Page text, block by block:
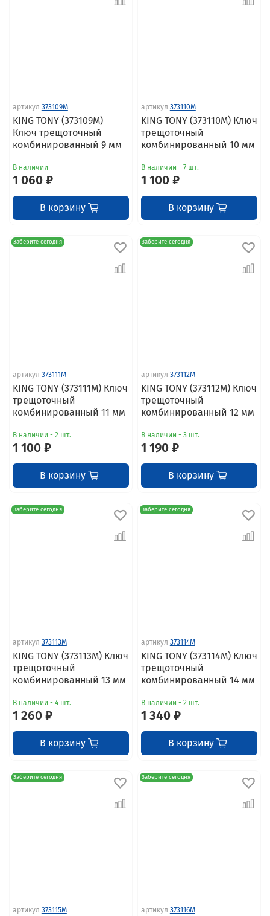
артикул 373109M
KING TONY (373109M)
Ключ трещоточный
комбинированный 9 мм
В наличии
1 060 ₽
В корзину
артикул 373110M
KING TONY (373110M) Ключ
трещоточный
комбинированный 10 мм
В наличии - 7 шт.
1 100 ₽
В корзину
Заберите сегодня
артикул 373111M
KING TONY (373111M) Ключ
трещоточный
комбинированный 11 мм
В наличии - 2 шт.
1 100 ₽
В корзину
Заберите сегодня
артикул 373112M
KING TONY (373112M) Ключ
трещоточный
комбинированный 12 мм
В наличии - 3 шт.
1 190 ₽
В корзину
Заберите сегодня
артикул 373113M
KING TONY (373113M) Ключ
трещоточный
комбинированный 13 мм
В наличии - 4 шт.
1 260 ₽
В корзину
Заберите сегодня
артикул 373114M
KING TONY (373114M) Ключ
трещоточный
комбинированный 14 мм
В наличии - 2 шт.
1 340 ₽
В корзину
Заберите сегодня
артикул 373115M
Заберите сегодня
артикул 373116M